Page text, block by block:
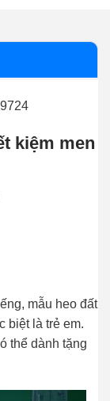
kiệm men
mẫu heo đất
biệt là trẻ em.
thể dành tặng